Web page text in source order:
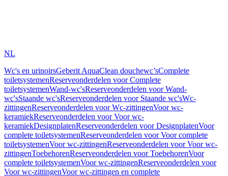
NL
Wc's en urinoirsGeberit AquaClean douchewc’sComplete
toiletsystemenReserveonderdelen voor Complete
toiletsystemenWand-wc'sReserveonderdelen voor Wand-
wc'sStaande wc'sReserveonderdelen voor Staande wc'sWc-
zittingenReserveonderdelen voor Wc-zittingenVoor wc-
keramiekReserveonderdelen voor Voor wc-
keramiekDesignplatenReserveonderdelen voor DesignplatenVoor
complete toiletsystemenReserveonderdelen voor Voor complete
toiletsystemenVoor wc-zittingenReserveonderdelen voor Voor wc-
zittingenToebehorenReserveonderdelen voor ToebehorenVoor
complete toiletsystemenVoor wc-zittingenReserveonderdelen voor
Voor wc-zittingenVoor wc-zittingen en complete